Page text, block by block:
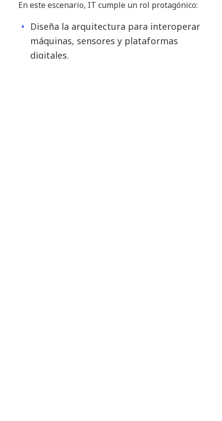
En este escenario, IT cumple un rol protagónico:
Diseña la arquitectura para interoperar
máquinas, sensores y plataformas
digitales.